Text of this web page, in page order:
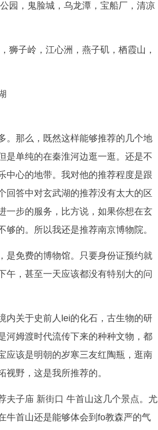
园，鬼脸城，乌龙潭，宝船厂，清凉
狮子岭，江心洲，燕子矶，栖霞山，
。那么，既然这样能够推荐的几个地
是单纯的在秦淮河边逛一逛。还是不
中心的地带。我对他的推荐程度是跟
回答中对玄武湖的推荐没有太大的区
一步的服务，比方说，如果你想在玄
的。所以我还是推荐南京博物院。
是免费的博物馆。只要身份证预约就
午，甚至一天应该都没有特别大的问
内关于史前人lei的化石，古生物的研
河姆渡时代流传下来的种种文物，都
应该是明朝的岁寒三友红陶瓶，逛南
野，这是我所推荐的。
夫子庙 新街口 牛首山这几个景点。尤
牛首山还是能够体会到fo教森严的气